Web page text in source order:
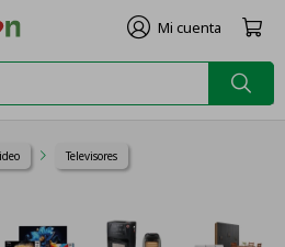
Televisores